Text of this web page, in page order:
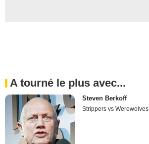
A tourné le plus avec...
Steven Berkoff
Strippers vs Werewolves